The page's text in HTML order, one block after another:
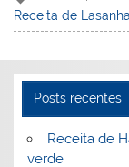
e
st
e
n
Receita de
Posts recentes
Receita de
verde